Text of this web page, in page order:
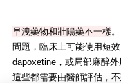
早洩藥物和壯陽藥不一樣
問題，臨床上可能使用短
dapoxetine，或局部麻醉
這些都需要由醫師評估，